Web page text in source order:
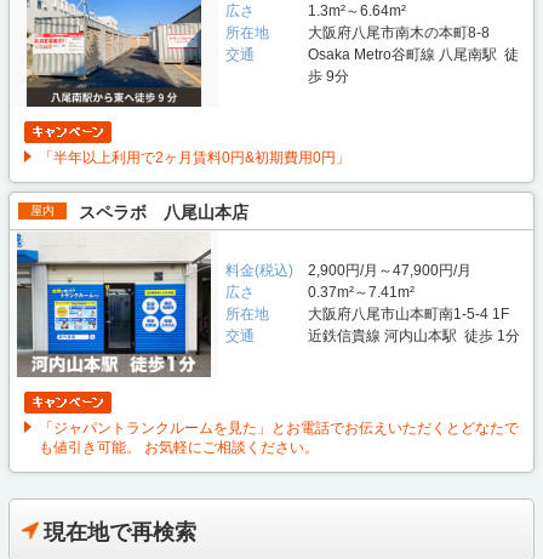
広さ
1.3m²～6.64m²
所在地
大阪府八尾市南木の本町8-8
交通
Osaka Metro谷町線 八尾南駅 徒
歩 9分
「半年以上利用で2ヶ月賃料0円&初期費用0円」
屋内 スペラボ 八尾山本店
料金(税込)
2,900円/月～47,900円/月
広さ
0.37m²～7.41m²
所在地
大阪府八尾市山本町南1-5-4 1F
交通
近鉄信貴線 河内山本駅 徒歩 1分
「ジャパントランクルームを見た」とお電話でお伝えいただくとどなたで
も値引き可能。 お気軽にご相談ください。
現在地で再検索